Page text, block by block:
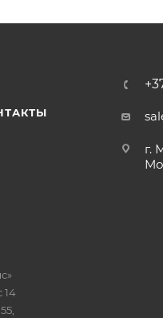
г.
14